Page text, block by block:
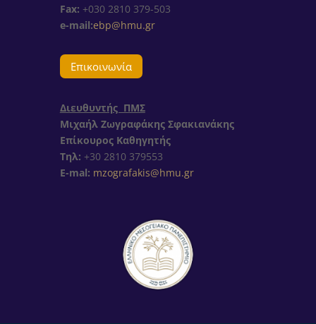
Fax: +030 2810 379-503
e-mail:ebp@hmu.gr
Επικοινωνία
Διευθυντής ΠΜΣ
Μιχαήλ Ζωγραφάκης Σφακιανάκης
Επίκουρος Καθηγητής
Τηλ: +30 2810 379553
E-mal: mzografakis@hmu.gr